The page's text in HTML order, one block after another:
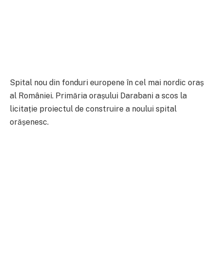
Spital nou din fonduri europene în cel mai nordic oraș
al României. Primăria orașului Darabani a scos la
licitație proiectul de construire a noului spital
orășenesc.